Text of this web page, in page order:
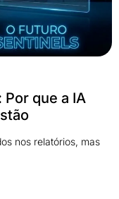
Por que a IA
nos relatórios, mas